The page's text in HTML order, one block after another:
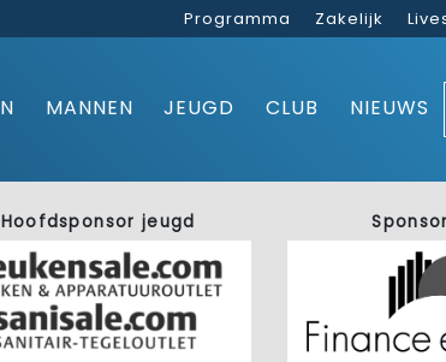
Programma Zakelijk
MANNEN JEUGD CLUB NIEUWS
Hoofdsponsor jeugd